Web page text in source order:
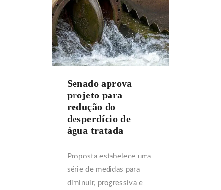
Indústria 4.0 da
Confederação Nacional
da Indústria (CNI)
mostrou que as empresas
no Brasil ainda estão no
migração para a
digitalização. A
modernização, para 90%
delas, aposta em
tecnologias […]
Senado aprova
projeto para
redução do
desperdício de
água tratada
Proposta estabelece uma
série de medidas para
diminuir, progressiva e